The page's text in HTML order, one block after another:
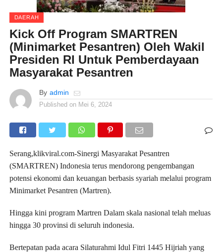
DAERAH
Kick Off Program SMARTREN
(Minimarket Pesantren) Oleh Wakil
Presiden RI Untuk Pemberdayaan
Masyarakat Pesantren
By admin
Published on Mei 6, 2024
Serang,klikviral.com-Sinergi Masyarakat Pesantren
(SMARTREN) Indonesia terus mendorong pengembangan
potensi ekonomi dan keuangan berbasis syariah melalui program
Minimarket Pesantren (Martren).
Hingga kini program Martren Dalam skala nasional telah meluas
hingga 30 provinsi di seluruh indonesia.
Bertepatan pada acara Silaturahmi Idul Fitri 1445 Hijriah yang